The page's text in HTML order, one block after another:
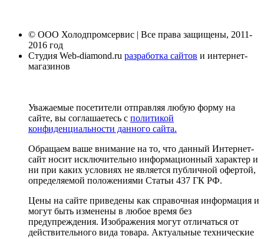
© ООО Холодпромсервис | Все права защищены, 2011-
2016 год
Студия Web-diamond.ru разработка сайтов и интернет-
магазинов
Уважаемые посетители отправляя любую форму на
сайте, вы соглашаетесь с политикой
конфиденциальности данного сайта.
Обращаем ваше внимание на то, что данный Интернет-
сайт носит исключительно информационный характер и
ни при каких условиях не является публичной офертой,
определяемой положениями Статьи 437 ГК РФ.
Цены на сайте приведены как справочная информация и
могут быть изменены в любое время без
предупреждения. Изображения могут отличаться от
действительного вида товара. Актуальные технические